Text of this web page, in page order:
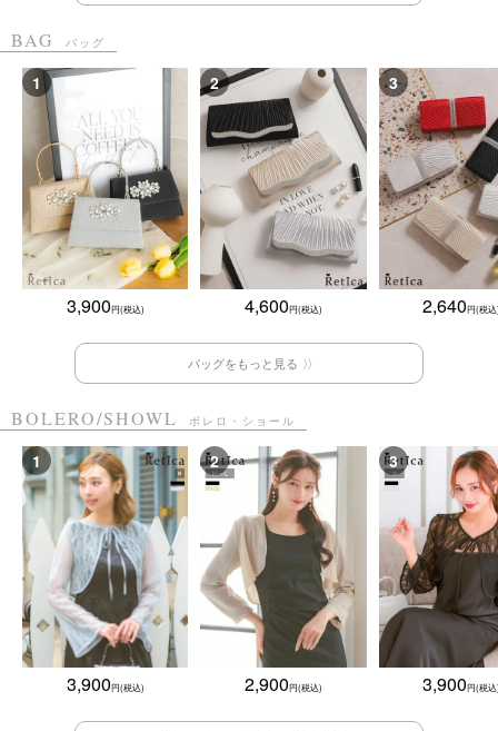
BAG バッグ
3,900 4,600 2,640
バッグをもっと見る
BOLERO/SHOWL ボレロ・ショール
3,900 2,900 3,900